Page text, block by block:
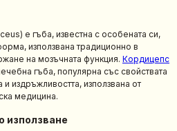
е гъба, известна с особената си,
използвана традиционно в
на мозъчната функция. Кордицепс
гъба, популярна със свойствата
издръжливостта, използвана от
медицина.
използване